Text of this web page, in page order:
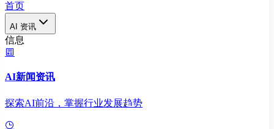
首页
AI 资讯
信息
AI新闻资讯
探索AI前沿，掌握行业发展趋势